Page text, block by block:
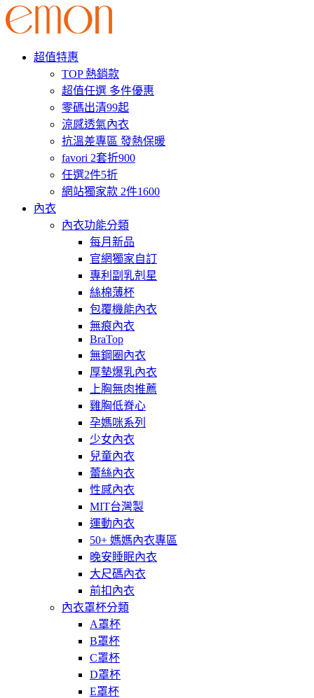
超值特惠
TOP 熱銷款
超值任選 多件優惠
零碼出清99起
涼感透氣內衣
抗溫差專區 發熱保暖
favori 2套折900
任選2件5折
網站獨家款 2件1600
內衣
內衣功能分類
每月新品
官網獨家自訂
專利副乳剋星
絲棉薄杯
包覆機能內衣
無痕內衣
BraTop
無鋼圈內衣
厚墊爆乳內衣
上胸無肉推薦
雞胸低脊心
孕媽咪系列
少女內衣
兒童內衣
蕾絲內衣
性感內衣
MIT台灣製
運動內衣
50+ 媽媽內衣專區
晚安睡眠內衣
大尺碼內衣
前扣內衣
內衣罩杯分類
A罩杯
B罩杯
C罩杯
D罩杯
E罩杯